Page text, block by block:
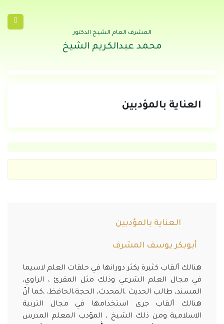
المشرف العام الشيخ الدكتور
محمد عبدالكريم الشيخ
العناية بالمؤدبين
العناية بالمؤدبين
أبوبكر يوسف المشرف
هنالك ألقاب كثيرة يكثر دورانها في حلقات العلم لاسيما
في مجال العلم الشرعي وذلك مثل المقرئ ، الراوي،
المسند، طالب الحديث ،المحدث، الحجة،الحافظ، ،كما أنّ
هنالك ألقاب جرى استخدامها في مجال التربية
الاسلامية ومن ذلك الشيخ ، المؤدب المعلم المدرس